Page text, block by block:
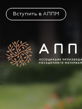
Вступить в АППМ